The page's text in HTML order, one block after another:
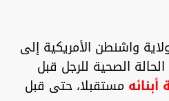
واشنطن الأمريكية إلى
الصحية للرجل قبل
مستقبلا، حتى قبل